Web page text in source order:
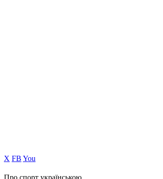
Х FB You